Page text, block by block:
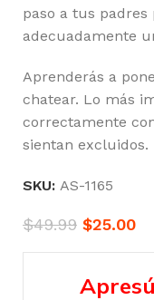
paso a tus
adecuadamente
Aprenderás a
chatear. Lo más
correctamente
sientan excluidos.
SKU: AS-1165
$49.99 $25.00